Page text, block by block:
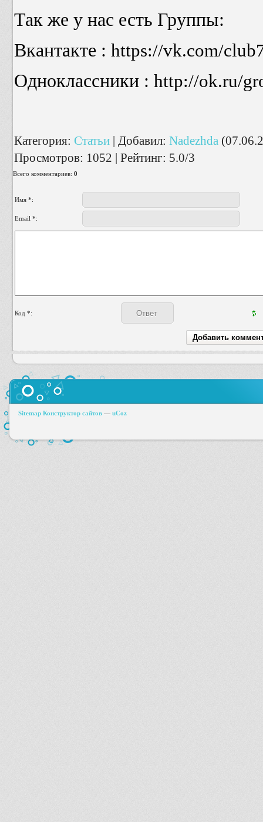
Так же у нас есть Группы:
Вкантакте : https://vk.com/
Одноклассники : http://ok.ru/
Категория: Cтатьи | Добавил: Nadezhda
Просмотров: 1052 | Рейтинг: 5.0/3
Всего комментариев: 0
Имя *:
Email *:
Код *:
Sitemap Конструктор сайтов — uCoz